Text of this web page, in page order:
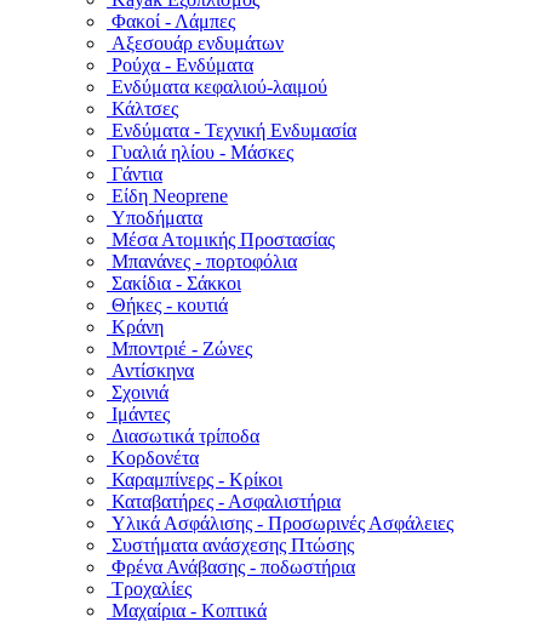
Φακοί - Λάμπες
Αξεσουάρ ενδυμάτων
Ρούχα - Ενδύματα
Ενδύματα κεφαλιού-λαιμού
Κάλτσες
Ενδύματα - Τεχνική Ενδυμασία
Γυαλιά ηλίου - Μάσκες
Γάντια
Είδη Neoprene
Υποδήματα
Μέσα Ατομικής Προστασίας
Μπανάνες - πορτοφόλια
Σακίδια - Σάκκοι
Θήκες - κουτιά
Κράνη
Μποντριέ - Ζώνες
Αντίσκηνα
Σχοινιά
Ιμάντες
Διασωτικά τρίποδα
Κορδονέτα
Καραμπίνερς - Κρίκοι
Καταβατήρες - Ασφαλιστήρια
Υλικά Ασφάλισης - Προσωρινές Ασφάλειες
Συστήματα ανάσχεσης Πτώσης
Φρένα Ανάβασης - ποδωστήρια
Τροχαλίες
Μαχαίρια - Κοπτικά